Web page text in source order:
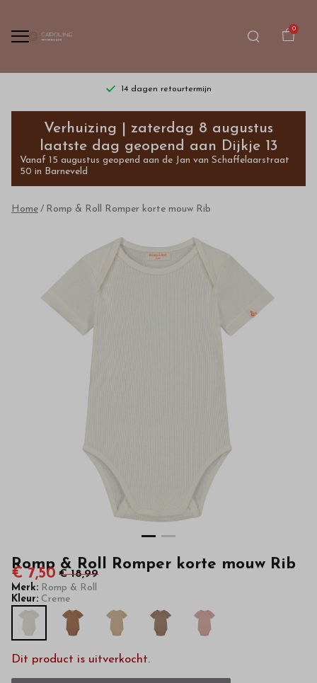
0
14 dagen retourtermijn
Romp
&
Roll
Romper
mouw
Rib
kinderkleding
kwaliteit
webshop
Verhuizing | zaterdag 8 augustus
laatste dag geopend aan Dijkje 13
Vanaf 15 augustus geopend aan de Jan van Schaffelaarstraat
50 in Barneveld
Home Romp & Roll Romper korte mouw Rib
Romp & Roll Romper korte mouw Rib
€ 7,50 € 18,99
Merk: Romp & Roll
Kleur: Creme
Dit product is uitverkocht.